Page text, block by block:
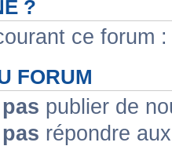
?
ce forum
FORUM
publier de
répondre